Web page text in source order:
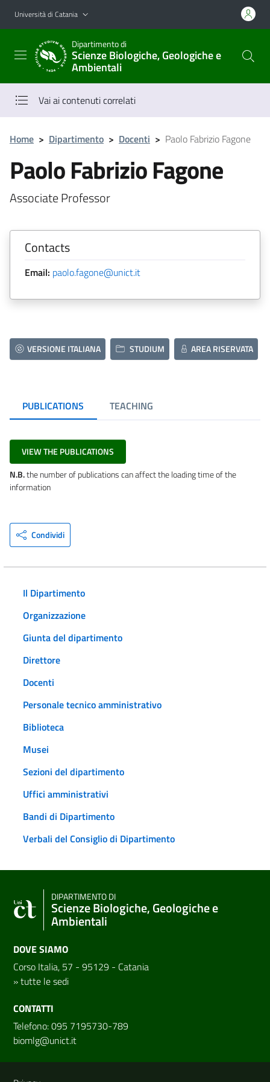
Vai al contenuto principale
Vai al menu di navigazione
Università di Catania
Dipartimento di
Scienze Biologiche, Geologiche e
Ambientali
Vai ai contenuti correlati
Home > Dipartimento > Docenti > Paolo Fabrizio Fagone
Paolo Fabrizio Fagone
Associate Professor
Contacts
Email: paolo.fagone@unict.it
VERSIONE ITALIANA STUDIUM AREA RISERVATA
PUBLICATIONS TEACHING
VIEW THE PUBLICATIONS
N.B.the number of publications can affect the loading time of the
information
Condividi
Il Dipartimento
Organizzazione
Giunta del dipartimento
Direttore
Docenti
Personale tecnico amministrativo
Biblioteca
Musei
Sezioni del dipartimento
Uffici amministrativi
Bandi di Dipartimento
Verbali del Consiglio di Dipartimento
DIPARTIMENTO DI
Scienze Biologiche, Geologiche e
Ambientali
DOVE SIAMO
Corso Italia, 57 - 95129 - Catania
»tutte le sedi
CONTATTI
Telefono: 095 7195730-789
biomlg@unict.it
Link e informazioni utili